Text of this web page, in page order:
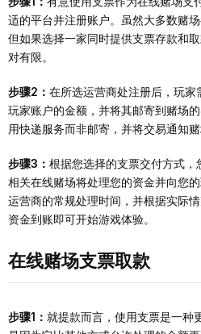
适的平台并注册账户。虽然大多数赌
但如果选择一家同时提供支票存款和
对有限。
步骤2： 在所选运营商处注册后，玩家
玩家账户的金额，并将其邮寄到赌场
用快递服务而非邮寄，并将交易通知赌
步骤3： 根据您选择的支票交付方式，
相关在线赌场将处理您的资金并向您
运营商的常规处理时间，并根据实际
资金到账即可开始游戏体验。
在线赌场支票取款
步骤1： 就提款而言，使用支票是一种